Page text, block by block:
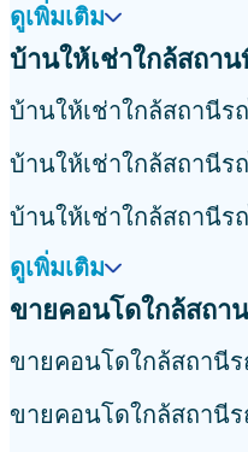
ดูเพิ่มเติม
บ้านให้เช่าใกล้สถา
บ้านให้เช่าใกล้สถานีร
บ้านให้เช่าใกล้สถานีร
บ้านให้เช่าใกล้สถานี
ดูเพิ่มเติม
ขายคอนโดใกล้สถา
ขายคอนโดใกล้สถานี
ขายคอนโดใกล้สถานี